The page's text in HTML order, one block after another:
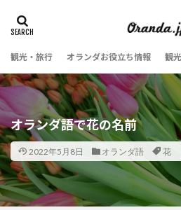
観光・旅行 オランダお役立ち情報 観
オランダ語で花の名前
2022年5月8日 オランダ語 花